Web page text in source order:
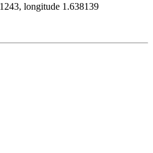
longitude 1.638139